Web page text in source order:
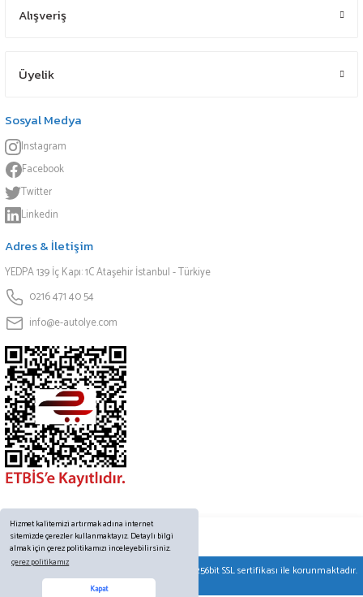
Hizmet kalitemizi artırmak adına internet
sitemizde çerezler kullanmaktayız. Detaylı bilgi
almak için çerez politikamızı inceleyebilirsiniz.
çerez politikamız
Kapat
Online Destek
Alışveriş
Üyelik
Sosyal Medya
Instagram
Facebook
Twitter
Linkedin
Adres & İletişim
YEDPA 139 İç Kapı: 1C Ataşehir İstanbul - Türkiye
0216 471 40 54
info@e-autolye.com
© Tüm hakları saklıdır. Kredi kartı bilgileriniz 256bit SSL sertifikası ile korunmaktadır.